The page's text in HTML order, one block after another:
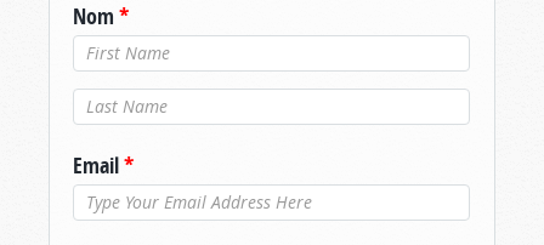
Nom *
Nom de
famille*
Email*